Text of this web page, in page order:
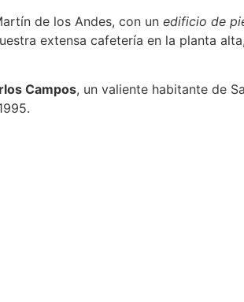
de los Andes, con un edificio de
extensa cafetería en la planta
Campos, un valiente habitante de